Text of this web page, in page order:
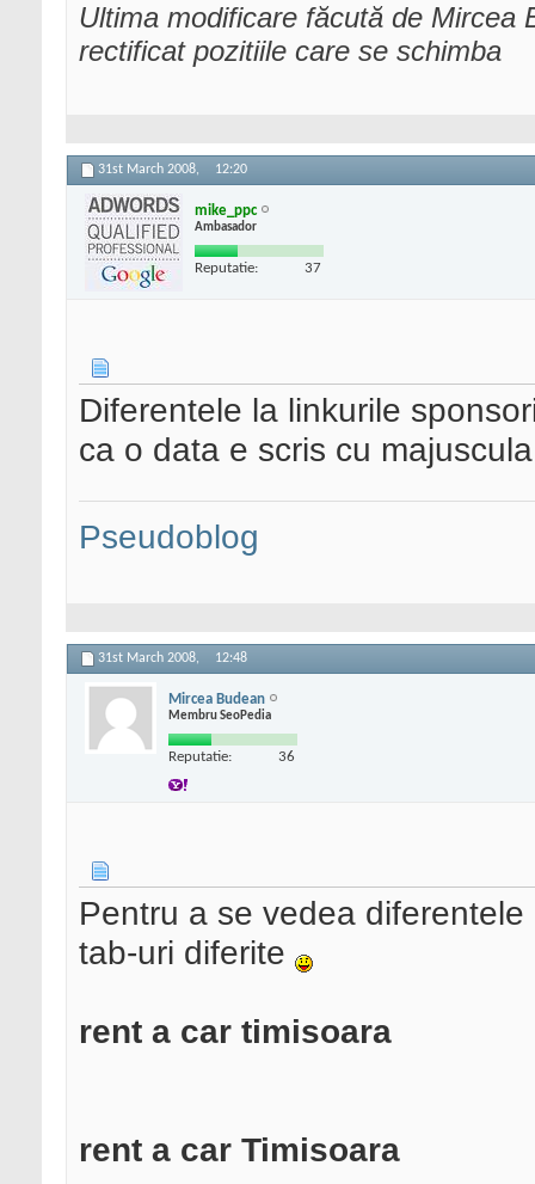
Ultima modificare făcută de
rectificat pozitiile care se schimba
31st March 2008, 12:20
mike_ppc
Ambasador
Reputatie: 37
Diferentele la linkurile
ca o data e scris cu
Pseudoblog
31st March 2008, 12:48
Mircea Budean
Membru SeoPedia
Reputatie: 36
Pentru a se vedea
tab-uri diferite
rent a car timisoara
rent a car Timisoara